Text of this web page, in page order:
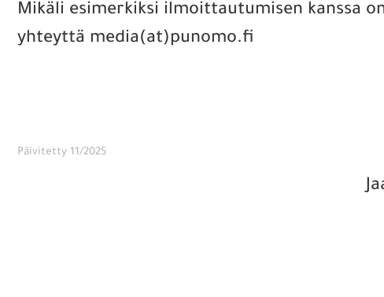
Mikäli esimerkiksi ilmoittautumisen kanssa
yhteyttä media(at)punomo.fi
Päivitetty 11/2025